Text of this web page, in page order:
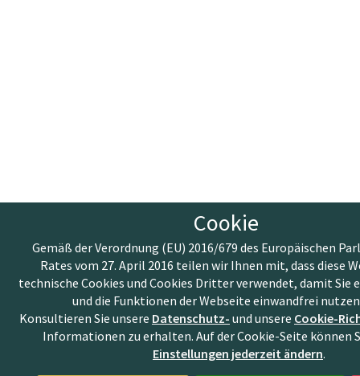
Cookie
Gemäß der Verordnung (EU) 2016/679 des Europäischen
Rates vom 27. April 2016 teilen wir Ihnen mit, dass diese
technische Cookies und Cookies Dritter verwendet, damit Sie
und die Funktionen der Webseite einwandfrei
Konsultieren Sie unsere Datenschutz- und unsere Cookie-
Informationen zu erhalten. Auf der Cookie-Seite können
Einstellungen jederzeit ändern.